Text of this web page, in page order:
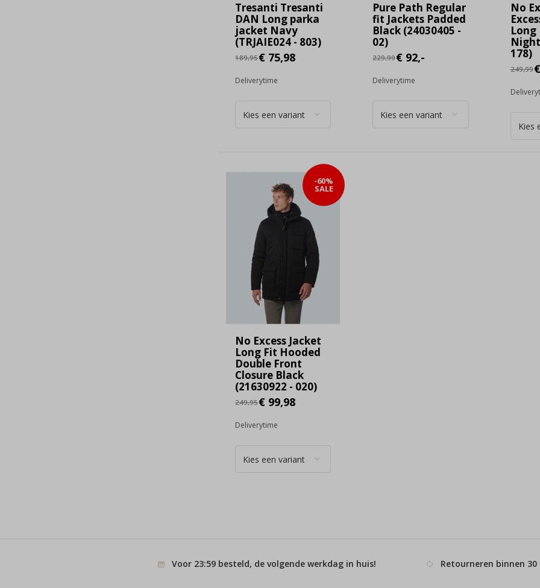
Tresanti Tresanti
DAN Long parka
jacket Navy
(TRJAIE024 - 803)
189,95€ 75,98
Deliverytime
Pure Path Regular
fit Jackets Padded
Black (24030405 -
02)
229,99€ 92,-
Deliverytime
No
Long
178)
249,99€
No Excess Jacket
Long Fit Hooded
Double Front
Closure Black
(21630922 - 020)
-60%
SALE
249,95€ 99,98
Deliverytime
Voor 23:59 besteld, de volgende werkdag in huis! Retourneren binnen 30